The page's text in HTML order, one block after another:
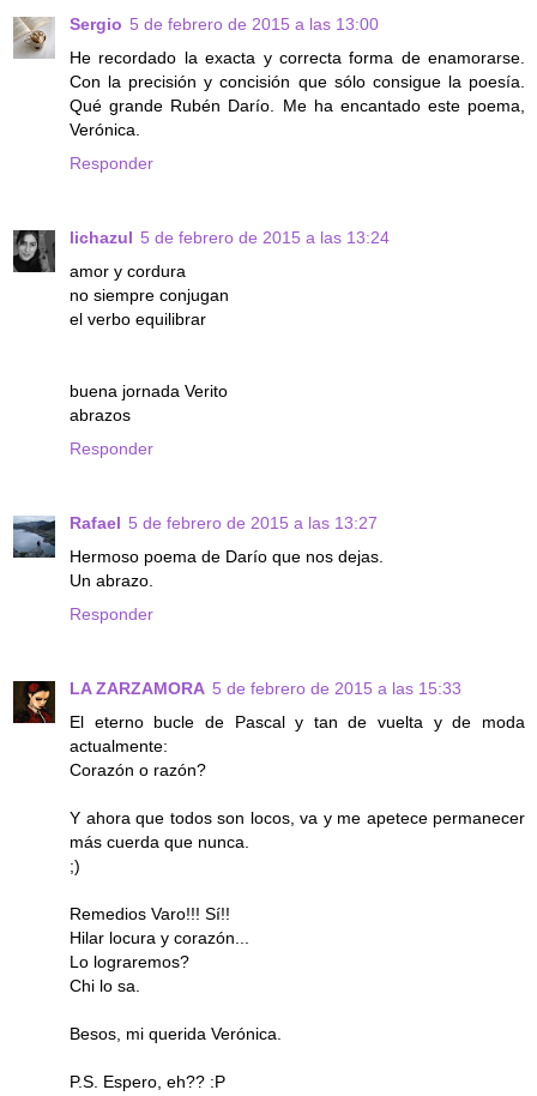
Sergio 5 de febrero de 2015 a las 13:00
He recordado la exacta y correcta forma de enamorarse.
Con la precisión y concisión que sólo consigue la poesía.
Qué grande Rubén Darío. Me ha encantado este poema,
Verónica.
Responder
lichazul 5 de febrero de 2015 a las 13:24
amor y cordura
no siempre conjugan
el verbo equilibrar
buena jornada Verito
abrazos
Responder
Rafael 5 de febrero de 2015 a las 13:27
Hermoso poema de Darío que nos dejas.
Un abrazo.
Responder
LA ZARZAMORA 5 de febrero de 2015 a las 15:33
El eterno bucle de Pascal y tan de vuelta y de moda
actualmente:
Corazón o razón?
Y ahora que todos son locos, va y me apetece permanecer
más cuerda que nunca.
;)
Remedios Varo!!! Sí!!
Hilar locura y corazón...
Lo lograremos?
Chi lo sa.
Besos, mi querida Verónica.
P.S. Espero, eh?? :P